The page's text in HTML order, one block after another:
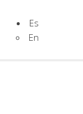
Es
En